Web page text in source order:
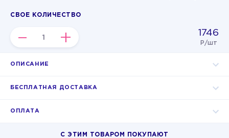
СВОЕ КОЛИЧЕСТВО
– + 1746
Р/шт
ОПИСАНИЕ
БЕСПЛАТНАЯ ДОСТАВКА
ОПЛАТА
С ЭТИМ ТОВАРОМ ПОКУПАЮТ